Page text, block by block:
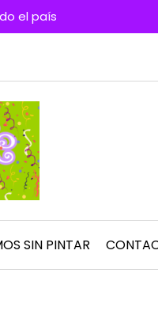
el país
SIN PINTAR